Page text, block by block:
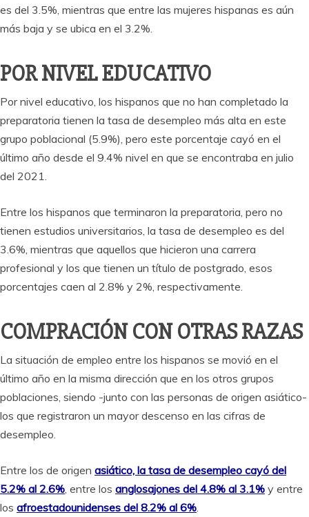
es del 3.5%, mientras que entre las mujeres hispanas es aún
más baja y se ubica en el 3.2%.
POR NIVEL EDUCATIVO
Por nivel educativo, los hispanos que no han completado la
preparatoria tienen la tasa de desempleo más alta en este
grupo poblacional (5.9%), pero este porcentaje cayó en el
último año desde el 9.4% nivel en que se encontraba en julio
del 2021.
Entre los hispanos que terminaron la preparatoria, pero no
tienen estudios universitarios, la tasa de desempleo es del
3.6%, mientras que aquellos que hicieron una carrera
profesional y los que tienen un título de postgrado, esos
porcentajes caen al 2.8% y 2%, respectivamente.
COMPRACIÓN CON OTRAS RAZAS
La situación de empleo entre los hispanos se movió en el
último año en la misma dirección que en los otros grupos
poblaciones, siendo -junto con las personas de origen asiático-
los que registraron un mayor descenso en las cifras de
desempleo.
Entre los de origen asiático, la tasa de desempleo cayó del
5.2% al 2.6%, entre los anglosajones del 4.8% al 3.1% y entre
los afroestadounidenses del 8.2% al 6%.